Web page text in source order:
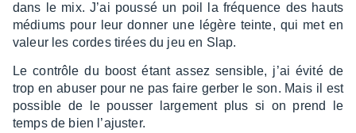
dans le mix. J’ai poussé un poil la fréquence des hauts
médiums pour leur donner une légère teinte, qui met en
valeur les cordes tirées du jeu en Slap.
Le contrôle du boost étant assez sensible, j’ai évité de
trop en abuser pour ne pas faire gerber le son. Mais il est
possible de le pous­ser large­ment plus si on prend le
temps de bien l’ajus­ter.